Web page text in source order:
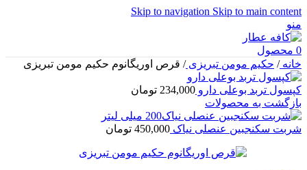
Skip to navigation Skip to main content
منو
0 محصول
خانه/ حکیم مومن تبریزی/ قرص اوریگانوم حکیم مومن تبریزی
کپسول تربد بوعلی دارو 234,000 تومان
بازگشت به محصولات
شربت سکنجبین عنصلی نیاک 450,000 تومان